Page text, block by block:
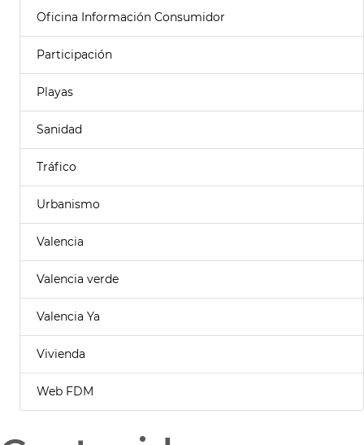
Oficina Información Consumidor
Participación
Playas
Sanidad
Tráfico
Urbanismo
Valencia
Valencia verde
Valencia Ya
Vivienda
Web FDM